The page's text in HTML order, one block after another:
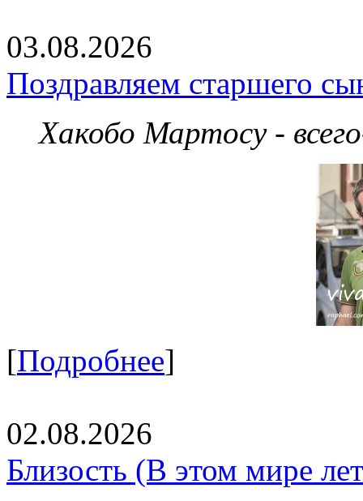
03.08.2026
Поздравляем старшего
Хакобо Мартосу -
[Подробнее]
02.08.2026
Близость (В этом мире